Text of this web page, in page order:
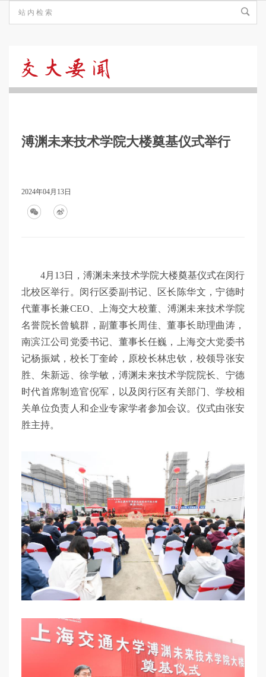
要
溥渊未来技术学院大楼奠基仪式举行
2024年04月13日
4月13日，溥渊未来技术学院大楼奠基仪式在闵行
北校区举行。闵行区委副书记、区长陈华文，宁德时
代董事长兼CEO、上海交大校董、溥渊未来技术学院
名誉院长曾毓群，副董事长周佳、董事长助理曲涛，
南滨江公司党委书记、董事长任巍，上海交大党委书
记杨振斌，校长丁奎岭，原校长林忠钦，校领导张安
胜、朱新远、徐学敏，溥渊未来技术学院院长、宁德
时代首席制造官倪军，以及闵行区有关部门、学校相
关单位负责人和企业专家学者参加会议。仪式由张安
胜主持。